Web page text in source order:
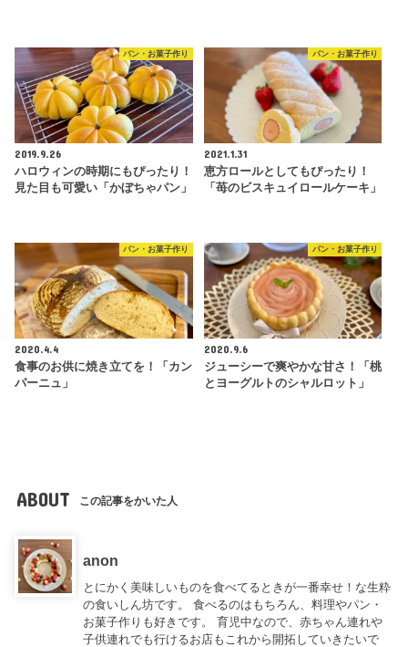
パン・お菓子作り
2019.9.26
ハロウィンの時期にもぴったり！
見た目も可愛い「かぼちゃパン」
パン・お菓子作り
2021.1.31
恵方ロールとしてもぴったり！
「苺のビスキュイロールケーキ」
パン・お菓子作り
2020.4.4
食事のお供に焼き立てを！「カン
パーニュ」
パン・お菓子作り
2020.9.6
ジューシーで爽やかな甘さ！「桃
とヨーグルトのシャルロット」
ABOUT この記事をかいた人
anon
とにかく美味しいものを食べてるときが一番幸せ！な生粋
の食いしん坊です。 食べるのはもちろん、料理やパン・
お菓子作りも好きです。 育児中なので、赤ちゃん連れや
子供連れでも行けるお店もこれから開拓していきたいで